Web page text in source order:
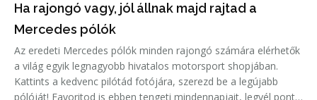
Ha rajongó vagy, jól állnak majd rajtad a
Mercedes pólók
Az eredeti Mercedes pólók minden rajongó számára elérhetők
a világ egyik legnagyobb hivatalos motorsport shopjában.
Kattints a kedvenc pilótád fotójára, szerezd be a legújabb
pólóját! Favoritod is ebben tengeti mindennapjait, legyél pont